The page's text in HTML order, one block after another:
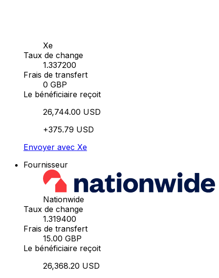
Xe
Taux de change
1.337200
Frais de transfert
0 GBP
Le bénéficiaire reçoit
26,744.00 USD
+375.79 USD
Envoyer avec Xe
Fournisseur
Nationwide
Taux de change
1.319400
Frais de transfert
15.00 GBP
Le bénéficiaire reçoit
26,368.20 USD